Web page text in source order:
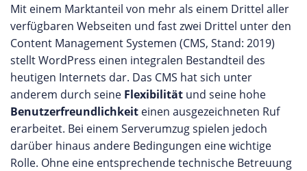
Mit einem Marktanteil von mehr als einem Drittel aller
verfügbaren Webseiten und fast zwei Drittel unter den
Content Management Systemen (CMS, Stand: 2019)
stellt WordPress einen integralen Bestandteil des
heutigen Internets dar. Das CMS hat sich unter
anderem durch seine Flexibilität und seine hohe
Benutzerfreundlichkeit einen ausgezeichneten Ruf
erarbeitet. Bei einem Serverumzug spielen jedoch
darüber hinaus andere Bedingungen eine wichtige
Rolle. Ohne eine entsprechende technische Betreuung